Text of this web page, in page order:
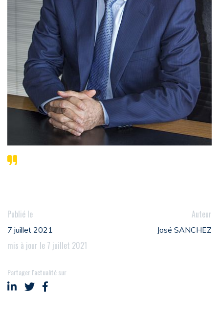
Publié le
7 juillet 2021
mis à jour le 7 juillet 2021
Auteur
José SANCHEZ
Partager l'actualité sur
Partager sur LinkedIn
Partager sur Twitter
Partager sur Facebook